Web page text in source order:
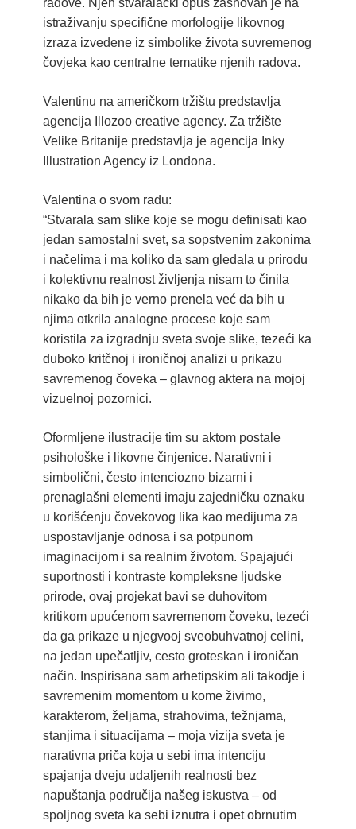
istraživanju specifične morfologije likovnog
izraza izvedene iz simbolike života suvremenog
čovjeka kao centralne tematike njenih radova.
Valentinu na američkom tržištu predstavlja
agencija Illozoo creative agency. Za tržište
Velike Britanije predstavlja je agencija Inky
Illustration Agency iz Londona.
Valentina o svom radu:
“Stvarala sam slike koje se mogu definisati kao
jedan samostalni svet, sa sopstvenim zakonima
i načelima i ma koliko da sam gledala u prirodu
i kolektivnu realnost življenja nisam to činila
nikako da bih je verno prenela već da bih u
njima otkrila analogne procese koje sam
koristila za izgradnju sveta svoje slike, tezeći ka
duboko kritčnoj i ironičnoj analizi u prikazu
savremenog čoveka – glavnog aktera na mojoj
vizuelnoj pozornici.
Oformljene ilustracije tim su aktom postale
psihološke i likovne činjenice. Narativni i
simbolični, često intenciozno bizarni i
prenaglašni elementi imaju zajedničku oznaku
u korišćenju čovekovog lika kao medijuma za
uspostavljanje odnosa i sa potpunom
imaginacijom i sa realnim životom. Spajajući
suportnosti i kontraste kompleksne ljudske
prirode, ovaj projekat bavi se duhovitom
kritikom upućenom savremenom čoveku, tezeći
da ga prikaze u njegvooj sveobuhvatnoj celini,
na jedan upečatljiv, cesto groteskan i ironičan
način. Inspirisana sam arhetipskim ali takodje i
savremenim momentom u kome živimo,
karakterom, željama, strahovima, težnjama,
stanjima i situacijama – moja vizija sveta je
narativna priča koja u sebi ima intenciju
spajanja dveju udaljenih realnosti bez
napuštanja područija našeg iskustva – od
spoljnog sveta ka sebi iznutra i opet obrnutim